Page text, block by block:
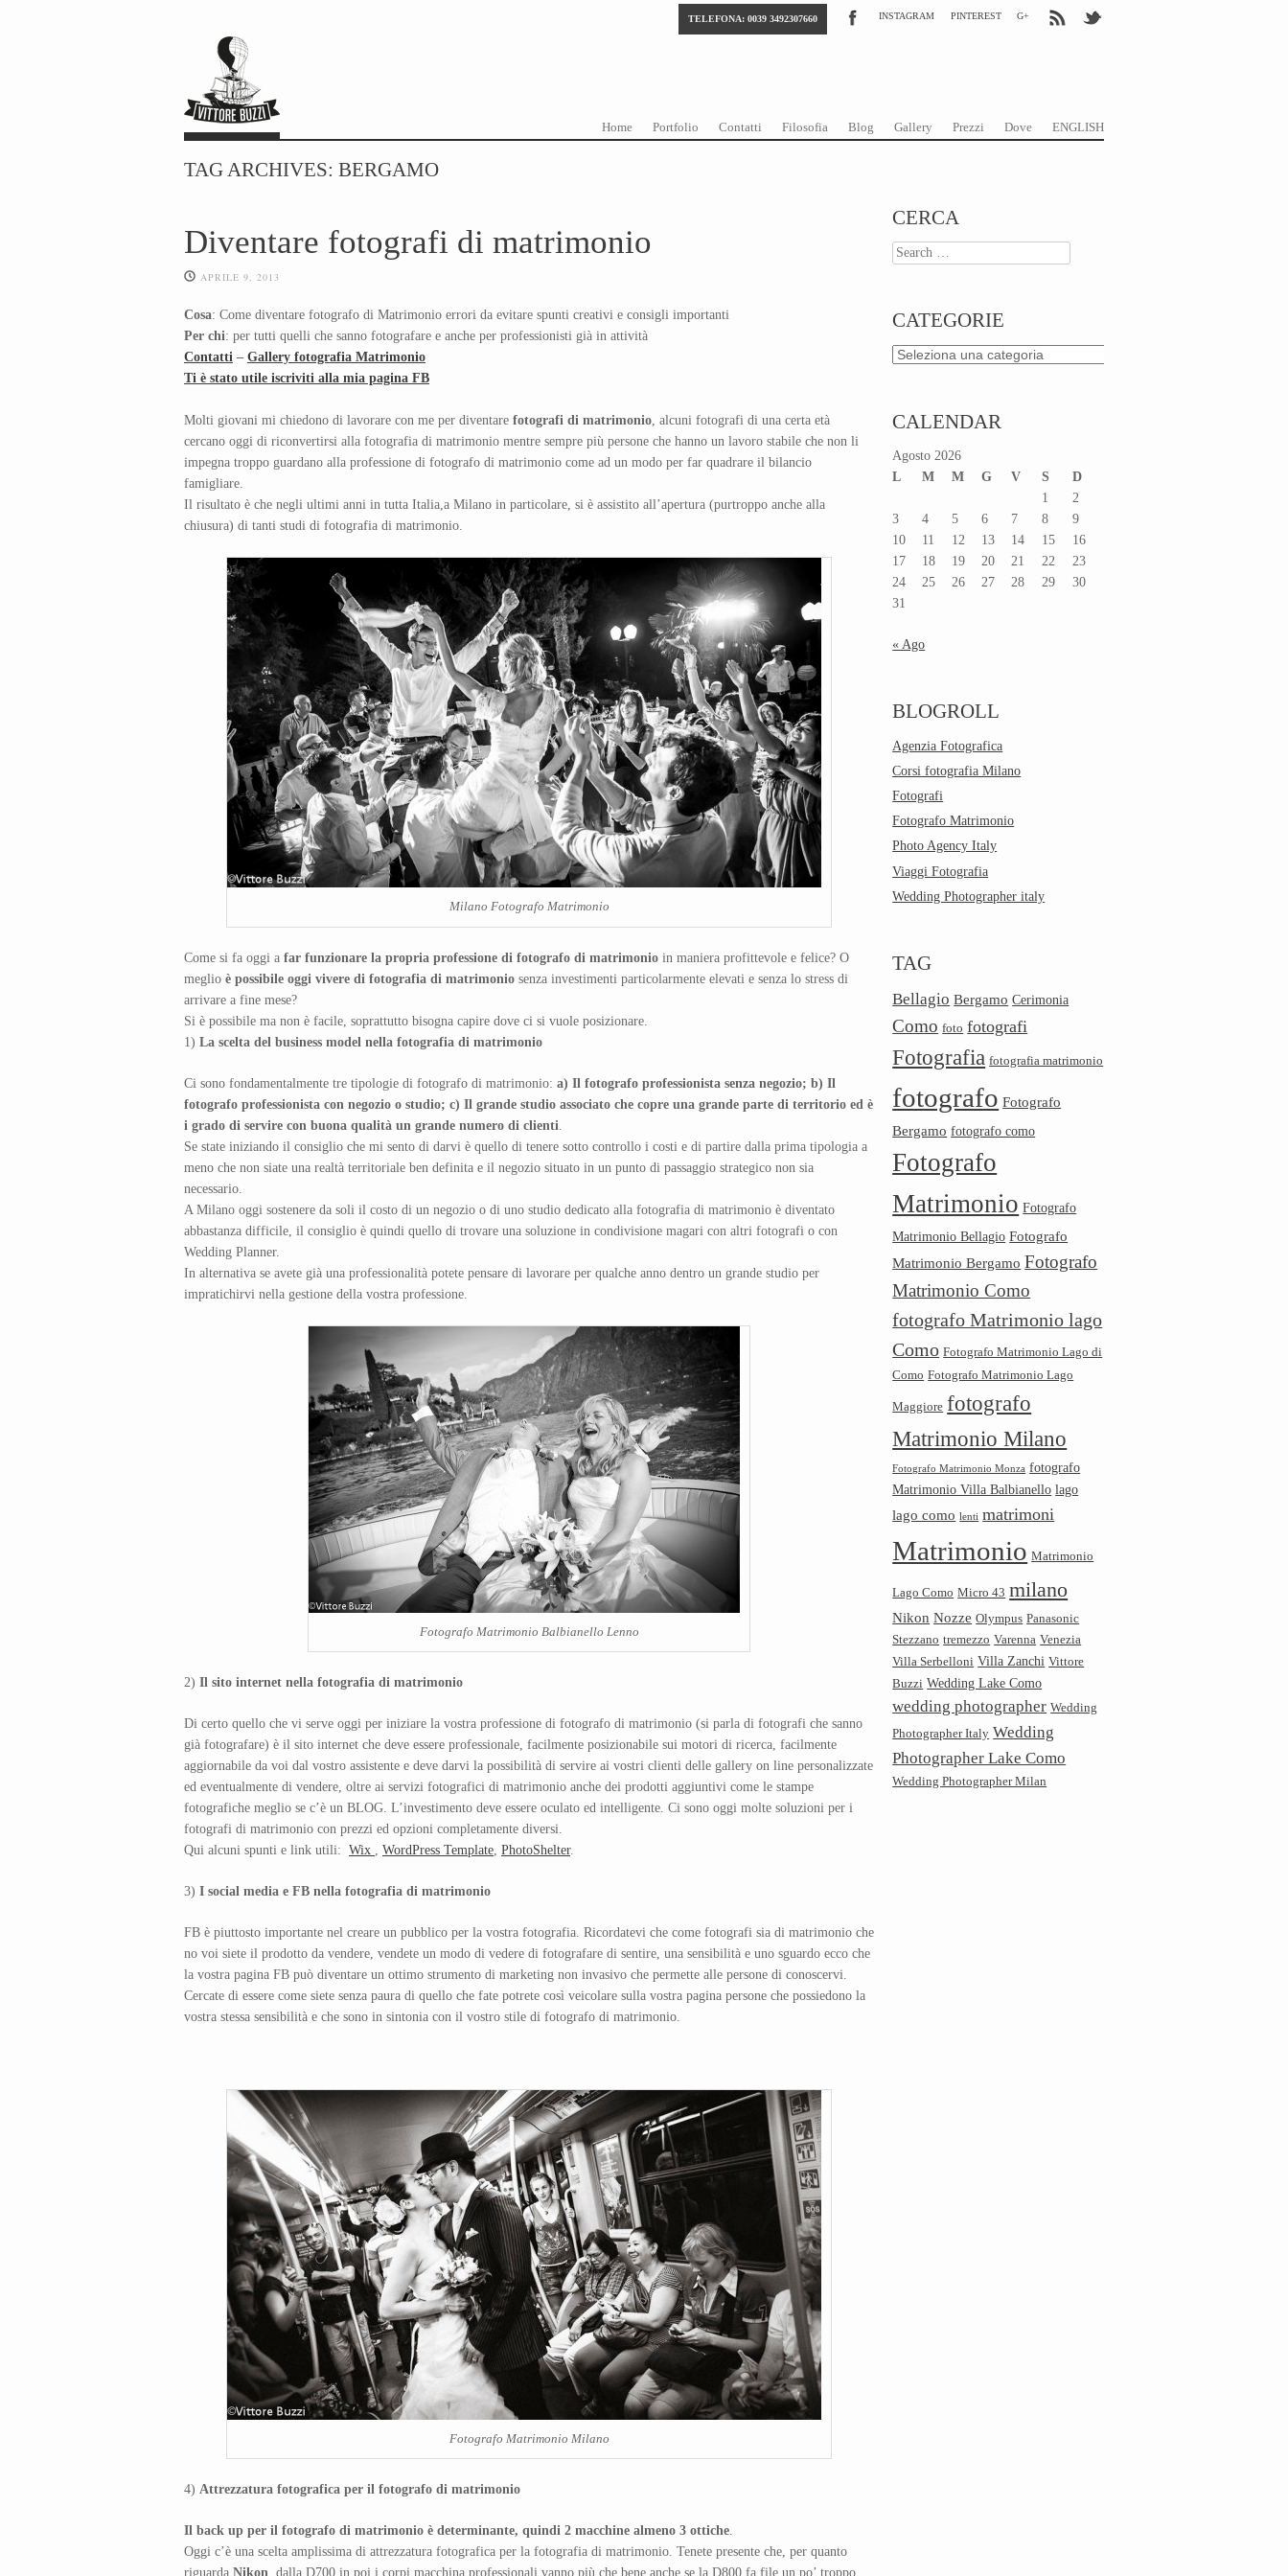
TELEFONA: 0039 3492307660 INSTAGRAM PINTEREST G+
Menu
Skip to content
Home Portfolio Contatti Filosofia Blog Gallery Prezzi Dove ENGLISH
TAG ARCHIVES: BERGAMO
Diventare fotografi di matrimonio
APRILE 9, 2013
Cosa: Come diventare fotografo di Matrimonio errori da evitare spunti creativi e consigli importanti
Per chi: per tutti quelli che sanno fotografare e anche per professionisti già in attività
Contatti – Gallery fotografia Matrimonio
Ti è stato utile iscriviti alla mia pagina FB
Molti giovani mi chiedono di lavorare con me per diventare fotografi di matrimonio, alcuni fotografi di una certa età
cercano oggi di riconvertirsi alla fotografia di matrimonio mentre sempre più persone che hanno un lavoro stabile che non li
impegna troppo guardano alla professione di fotografo di matrimonio come ad un modo per far quadrare il bilancio
famigliare.
Il risultato è che negli ultimi anni in tutta Italia,a Milano in particolare, si è assistito all’apertura (purtroppo anche alla
chiusura) di tanti studi di fotografia di matrimonio.
Milano Fotografo Matrimonio
Come si fa oggi a far funzionare la propria professione di fotografo di matrimonio in maniera profittevole e felice? O
meglio è possibile oggi vivere di fotografia di matrimonio senza investimenti particolarmente elevati e senza lo stress di
arrivare a fine mese?
Si è possibile ma non è facile, soprattutto bisogna capire dove ci si vuole posizionare.
1) La scelta del business model nella fotografia di matrimonio
Ci sono fondamentalmente tre tipologie di fotografo di matrimonio: a) Il fotografo professionista senza negozio; b) Il
fotografo professionista con negozio o studio; c) Il grande studio associato che copre una grande parte di territorio ed è
i grado di servire con buona qualità un grande numero di clienti
Se state iniziando il consiglio che mi sento di darvi è quello di tenere sotto controllo i costi e di partire dalla prima tipologia a
meno che non siate una realtà territoriale ben definita e il negozio situato in un punto di passaggio strategico non sia
necessario.
A Milano oggi sostenere da soli il costo di un negozio o di uno studio dedicato alla fotografia di matrimonio è diventato
abbastanza difficile, il consiglio è quindi quello di trovare una soluzione in condivisione magari con altri fotografi o con
Wedding Planner.
In alternativa se avete già una professionalità potete pensare di lavorare per qualche anno dentro un grande studio per
impratichirvi nella gestione della vostra professione.
Fotografo Matrimonio Balbianello Lenno
2) Il sito internet nella fotografia di matrimonio
Di certo quello che vi serve oggi per iniziare la vostra professione di fotografo di matrimonio (si parla di fotografi che sanno
già fotografare) è il sito internet che deve essere professionale, facilmente posizionabile sui motori di ricerca, facilmente
aggiornabile da voi dal vostro assistente e deve darvi la possibilità di servire ai vostri clienti delle gallery on line personalizzate
ed eventualmente di vendere, oltre ai servizi fotografici di matrimonio anche dei prodotti aggiuntivi come le stampe
fotografiche meglio se c’è un BLOG. L’investimento deve essere oculato ed intelligente. Ci sono oggi molte soluzioni per i
fotografi di matrimonio con prezzi ed opzioni completamente diversi.
Qui alcuni spunti e link utili: Wix WordPress Template PhotoShelter.
3) I social media e FB nella fotografia di matrimonio
FB è piuttosto importante nel creare un pubblico per la vostra fotografia. Ricordatevi che come fotografi sia di matrimonio che
no voi siete il prodotto da vendere, vendete un modo di vedere di fotografare di sentire, una sensibilità e uno sguardo ecco che
la vostra pagina FB può diventare un ottimo strumento di marketing non invasivo che permette alle persone di conoscervi.
Cercate di essere come siete senza paura di quello che fate potrete così veicolare sulla vostra pagina persone che possiedono la
vostra stessa sensibilità e che sono in sintonia con il vostro stile di fotografo di matrimonio.
Fotografo Matrimonio Milano
4) Attrezzatura fotografica per il fotografo di matrimonio
Il back up per il fotografo di matrimonio è determinante, quindi 2 macchine almeno 3 ottiche.
Oggi c’è una scelta amplissima di attrezzatura fotografica per la fotografia di matrimonio. Tenete presente che, per quanto
riguarda Nikon dalla D700 in poi i corpi macchina professionali vanno più che bene anche se la D800 fa file un po’ troppo
CERCA
Search
CATEGORIE
Categorie
CALENDAR
Agosto 2026
L
M M G V S
D
1
2
3
4 5 6 7 8
9
10
11 12 13 14 15
16
17
18 19 20 21 22
23
24
25 26 27 28 29
30
31
« Ago
BLOGROLL
Agenzia Fotografica
Corsi fotografia Milano
Fotografi
Fotografo Matrimonio
Photo Agency Italy
Viaggi Fotografia
Wedding Photographer italy
TAG
Bellagio Bergamo Cerimonia
Como foto fotografi
Fotografia fotografia matrimonio
fotografo Fotografo
Bergamo fotografo como
Fotografo
Matrimonio Fotografo
Matrimonio Bellagio Fotografo
Matrimonio Bergamo Fotografo
Matrimonio Como
fotografo Matrimonio lago
Como Fotografo Matrimonio Lago di
Como Fotografo Matrimonio Lago
Maggiore fotografo
Matrimonio Milano
Fotografo Matrimonio Monza fotografo
Matrimonio Villa Balbianello lago
lago como lenti matrimoni
Matrimonio Matrimonio
Lago Como Micro 43 milano
Nikon Nozze Olympus Panasonic
Stezzano tremezzo Varenna Venezia
Villa Serbelloni Villa Zanchi Vittore
Buzzi Wedding Lake Como
wedding photographer Wedding
Photographer Italy Wedding
Photographer Lake Como
Wedding Photographer Milan